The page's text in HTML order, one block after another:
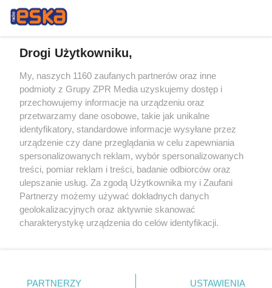
Żaden utwór zamieszczony w serwisie nie może być powielany i
rozpowszechniany lub dalej rozpowszechniany w jakikolwiek sposób (w
tym także elektroniczny lub mechaniczny) na jakimkolwiek polu
eksploatacji w jakiejkolwiek formie, włącznie z umieszczaniem w
Internecie bez pisemnej zgody właściciela praw. Jakiekolwiek użycie lub
wykorzystanie utworów w całości lub w części z naruszeniem prawa,
tzn. bez właściwej zgody, jest zabronione pod groźbą kary i może być
ścigane prawnie.
Drogi Użytkowniku,
My, naszych 1160 zaufanych partnerów oraz inne
podmioty z Grupy ZPR Media uzyskujemy dostęp i
przechowujemy informacje na urządzeniu oraz
przetwarzamy dane osobowe, takie jak unikalne
identyfikatory, standardowe informacje wysyłane przez
urządzenie czy dane przeglądania w celu zapewniania
spersonalizowanych reklam, wybór spersonalizowanych
treści, pomiar reklam i treści, badanie odbiorców oraz
ulepszanie usług. Za zgodą Użytkownika my i Zaufani
Partnerzy możemy używać dokładnych danych
geolokalizacyjnych oraz aktywnie skanować
charakterystykę urządzenia do celów identyfikacji.
zmienić/wycofać klikając przycisk ustawień prywatności
PARTNERZY USTAWIENIA